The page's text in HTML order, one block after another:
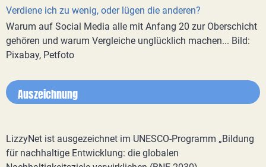
Verdiene ich zu wenig, oder lügen die anderen?
Warum auf Social Media alle mit Anfang 20 zur Oberschicht
gehören und warum Vergleiche unglücklich machen... Bild:
Pixabay, Petfoto
Auszeichnung
LizzyNet ist ausgezeichnet im UNESCO-Programm „Bildung
für nachhaltige Entwicklung: die globalen